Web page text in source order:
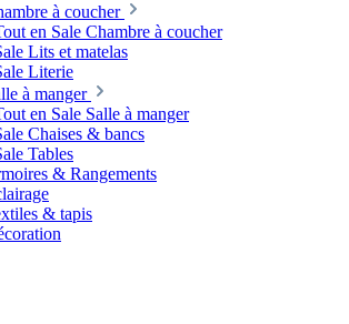
à coucher
en Sale Chambre à coucher
Lits et matelas
Literie
à manger
en Sale Salle à manger
Chaises & bancs
Tables
& Rangements
& tapis